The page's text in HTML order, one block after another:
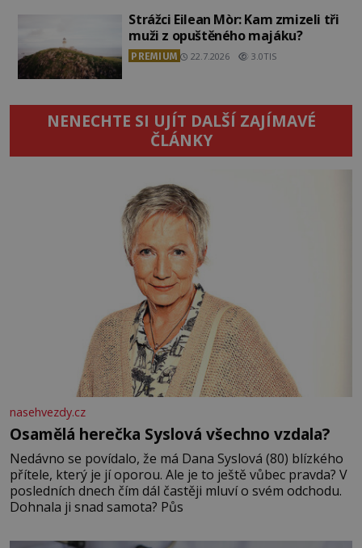
Strážci Eilean Mòr: Kam zmizeli tři
muži z opuštěného majáku?
PREMIUM 22.7.2026 3.0TIS
NENECHTE SI UJÍT DALŠÍ ZAJÍMAVÉ
ČLÁNKY
nasehvezdy.cz
Osamělá herečka Syslová všechno vzdala?
Nedávno se povídalo, že má Dana Syslová (80) blízkého
přítele, který je jí oporou. Ale je to ještě vůbec pravda? V
posledních dnech čím dál častěji mluví o svém odchodu.
Dohnala ji snad samota? Půs